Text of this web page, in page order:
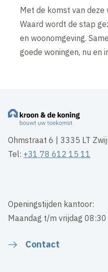
Met de komst van deze
Waard wordt de stap
en woonomgeving.
goede woningen, nu en
Ohmstraat 6 | 3335 LT
Tel: +31 78 612 15 11
Openingstijden kantoor:
Maandag t/m vrijdag
Contact